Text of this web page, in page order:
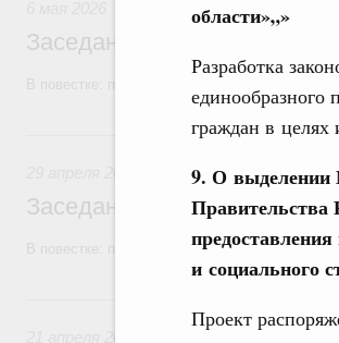
области»„»
Разработка
единообразного
граждан в целях
9. О выделении
Правительства
и социального
Проект
Заседание Правительства
29
Заседание Правительства
В повестке: проекты федеральных законов.